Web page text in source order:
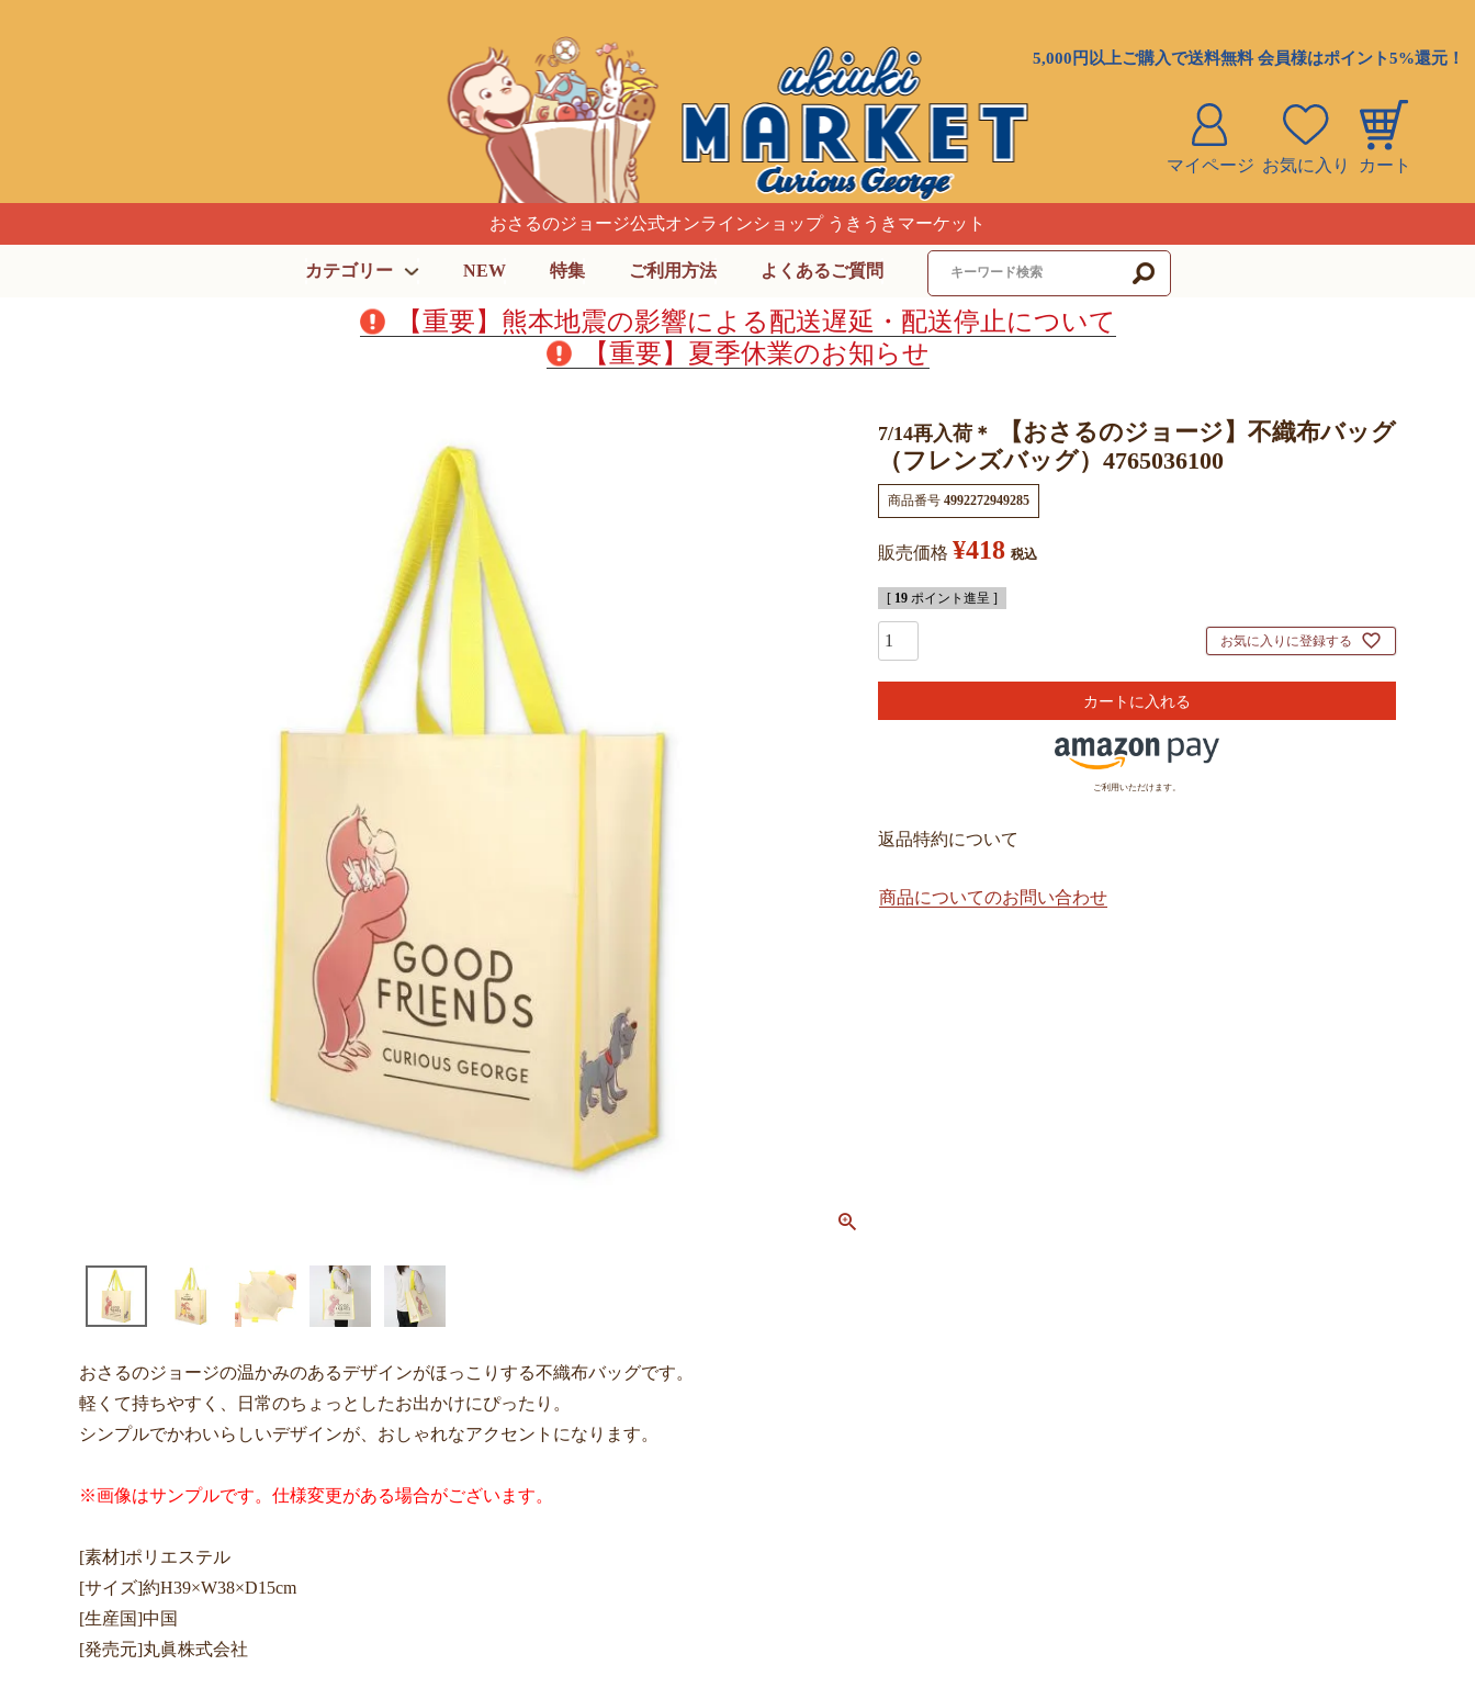
5,000円以上ご購入で送料無料 会員様はポイント5%還元！
マイページ お気に入り カート
おさるのジョージ公式オンラインショップ うきうきマーケット
カテゴリー NEW 特集 ご利用方法 よくあるご質問
【重要】熊本地震の影響による配送遅延・配送停止について
【重要】夏季休業のお知らせ
7/14再入荷＊
【おさるのジョージ】不織布バッグ
（フレンズバッグ）4765036100
商品番号 4992272949285
販売価格 ¥418 税込
[ 19 ポイント進呈 ]
お気に入りに登録する
カートに入れる
ご利用いただけます。
返品特約について
商品についてのお問い合わせ
おさるのジョージの温かみのあるデザインがほっこりする不織布バッグです。
軽くて持ちやすく、日常のちょっとしたお出かけにぴったり。
シンプルでかわいらしいデザインが、おしゃれなアクセントになります。
※画像はサンプルです。仕様変更がある場合がございます。
[素材]ポリエステル
[サイズ]約H39×W38×D15cm
[生産国]中国
[発売元]丸眞株式会社